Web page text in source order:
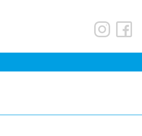
je namenjena le ZAPS